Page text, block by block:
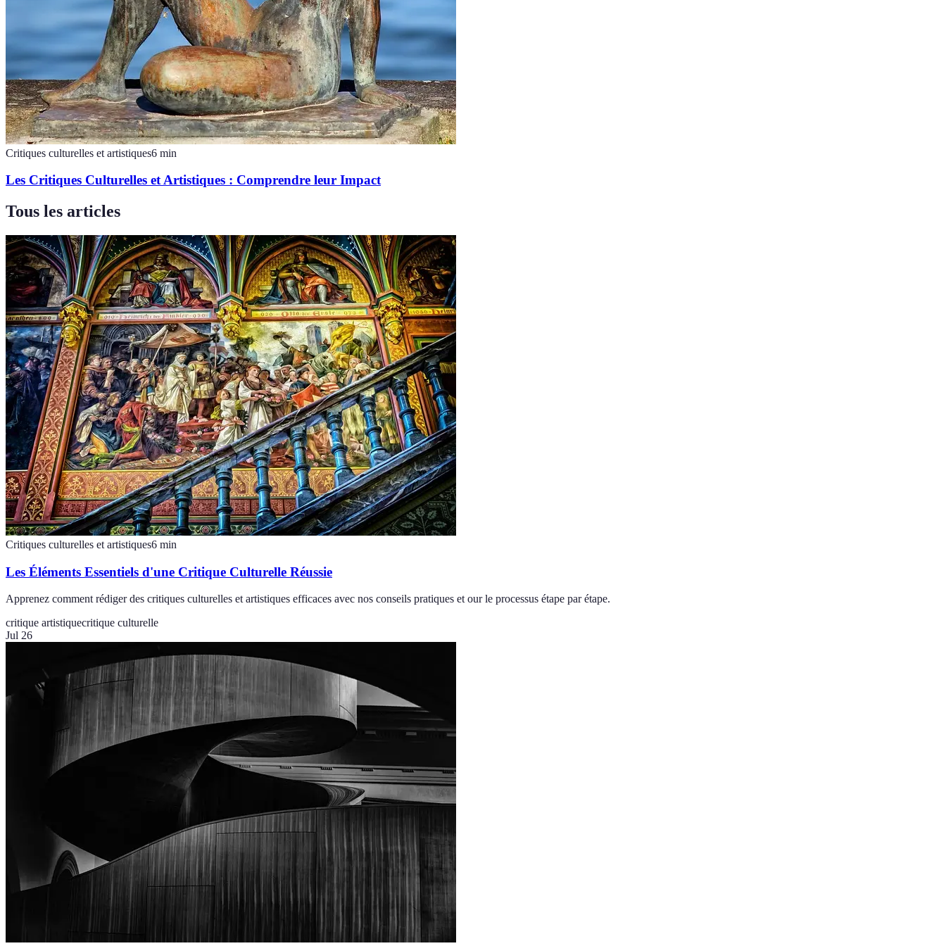
Critiques culturelles et artistiques6 min
Les Critiques Culturelles et Artistiques : Comprendre leur Impact
Tous les articles
Critiques culturelles et artistiques6 min
Les Éléments Essentiels d'une Critique Culturelle Réussie
Apprenez comment rédiger des critiques culturelles et artistiques efficaces avec nos conseils pratiques et our le processus étape par étape.
critique artistiquecritique culturelle
Jul 26